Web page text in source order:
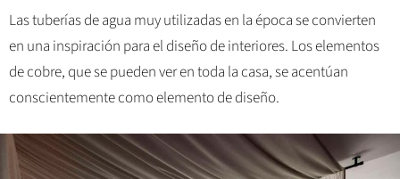
Las tuberías de agua muy utilizadas en la época se convierten
en una inspiración para el diseño de interiores. Los elementos
de cobre, que se pueden ver en toda la casa, se acentúan
conscientemente como elemento de diseño.